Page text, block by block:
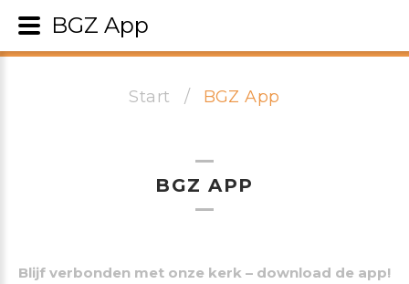
Start BGZ App
BGZ APP
Blijf verbonden met onze kerk – download de app!
BGZ App